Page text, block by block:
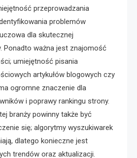
przeprowadzania
problemów
dla skutecznej
Ponadto ważna jest znajomość
umiejętność pisania
artykułów blogowych czy
ogromne znaczenie dla
i poprawy rankingu strony.
branży powinny także być
się; algorytmy wyszukiwarek
dlatego konieczne jest
trendów oraz aktualizacji.